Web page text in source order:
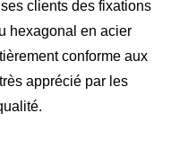
clients des fixations
hexagonal en acier
conforme aux
apprécié par les